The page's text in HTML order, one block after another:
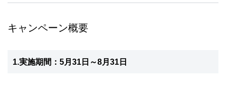
キャンペーン概要
1.実施期間：5月31日～8月31日